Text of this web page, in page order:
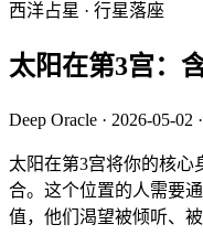
西洋占星 · 行星落座
太阳在第3宫：
Deep Oracle · 2026-05-02 ·
太阳在第3宫将你的核心
合。这个位置的人需要
值，他们渴望被倾听、被